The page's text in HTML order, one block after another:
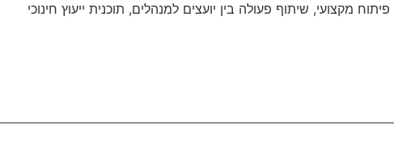
פיתוח מקצועי, שיתוף פעולה בין יועצים למנהלים, תוכנית ייעוץ חינוכי